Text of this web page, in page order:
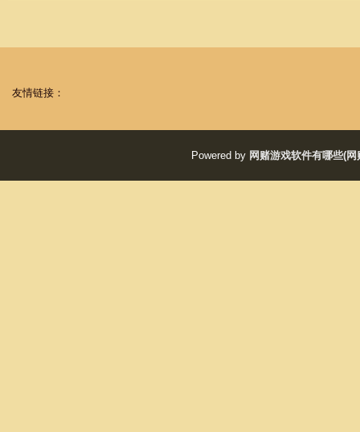
友情链接：
Powered by 网赌游戏软件有哪些(